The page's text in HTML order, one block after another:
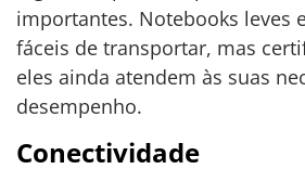
importantes. Notebooks leves
fáceis de transportar, mas
eles ainda atendem às suas
desempenho.
Conectividade